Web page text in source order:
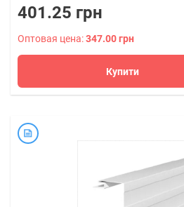
401.25 грн
Оптовая цена:347.00 грн
Купити